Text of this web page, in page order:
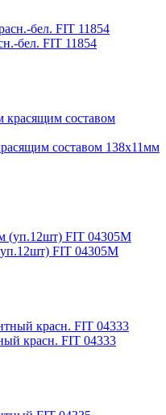
бел. FIT 11854
составом 138х11мм
FIT 04305М
красн. FIT 04333